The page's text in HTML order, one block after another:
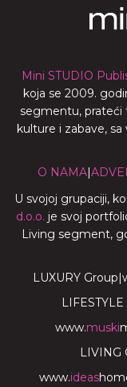
Mini STUDIO
koja se 2009.
segmentu, prateći
kulture i zabave,
O NAMA|
U svojoj grupaciji,
d.o.o. je svoj
Living segment,
LUXURY Group|
www.muski
LIVING
www.ideas